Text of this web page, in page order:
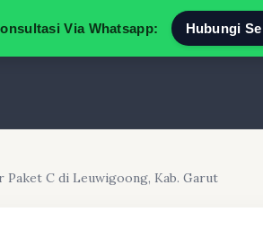
Via Whatsapp: Hubungi
Paket C di Leuwigoong, Kab. Garut